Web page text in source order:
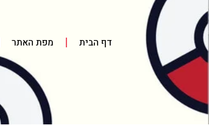
דף הבית מפת האתר